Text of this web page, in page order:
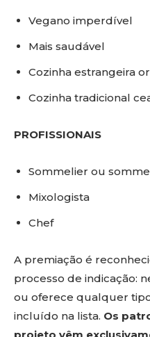
Vegano imperdível
Mais saudável
Cozinha estrangeira
Cozinha tradicional
PROFISSIONAIS
Sommelier ou
Mixologista
Chef
A premiação é
processo de indicação:
ou oferece qualquer
incluído na lista. Os